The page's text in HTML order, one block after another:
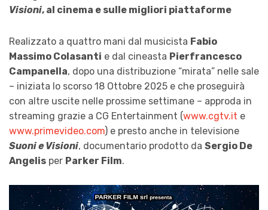
Visioni, al cinema e sulle migliori piattaforme
Realizzato a quattro mani dal musicista Fabio
Massimo Colasanti e dal cineasta Pierfrancesco
Campanella, dopo una distribuzione “mirata” nelle sale
– iniziata lo scorso 18 Ottobre 2025 e che proseguirà
con altre uscite nelle prossime settimane – approda in
streaming grazie a CG Entertainment (www.cgtv.it e
www.primevideo.com) e presto anche in televisione
Suoni e Visioni, documentario prodotto da Sergio De
Angelis per Parker Film.